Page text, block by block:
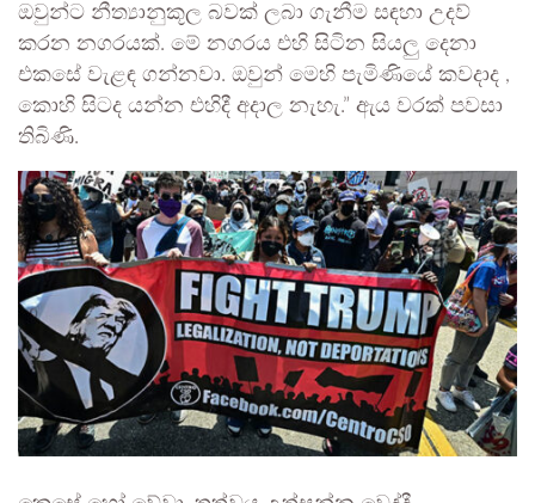
ඔවුන්ට නීත්‍යානුකූල බවක් ලබා ගැනීම සඳහා උදව්
කරන නගරයක්. මේ නගරය එහි සිටින සියලු දෙනා
එකසේ වැළඳ ගන්නවා. ඔවුන් මෙහි පැමිණියේ කවදාද ,
කොහි සිටද යන්න එහිදී අදාල නැහැ.” ඇය වරක් පවසා
තිබිණි.